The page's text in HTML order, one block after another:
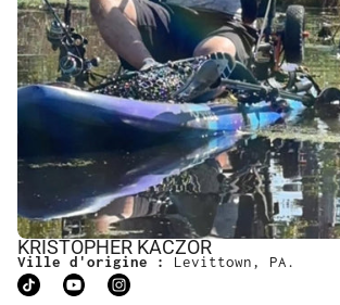
KRISTOPHER KACZOR
Ville d'origine : Levittown, PA.